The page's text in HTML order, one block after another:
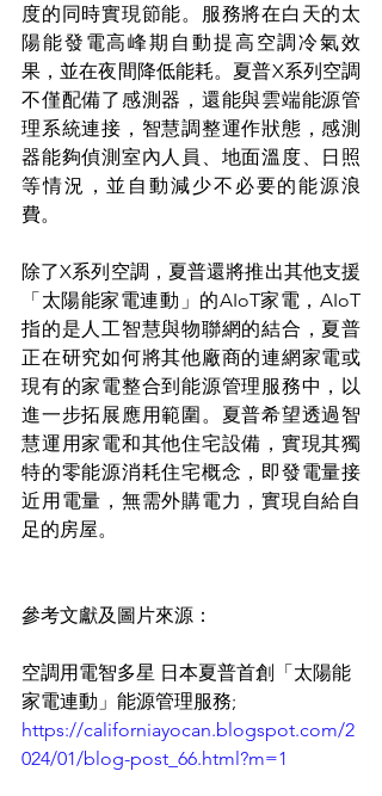
度的同時實現節能。服務將在白天的太
陽能發電高峰期自動提高空調冷氣效
果，並在夜間降低能耗。夏普X系列空調
不僅配備了感測器，還能與雲端能源管
理系統連接，智慧調整運作狀態，感測
器能夠偵測室內人員、地面溫度、日照
等情況，並自動減少不必要的能源浪
費。
除了X系列空調，夏普還將推出其他支援
「太陽能家電連動」的AIoT家電，AIoT
指的是人工智慧與物聯網的結合，夏普
正在研究如何將其他廠商的連網家電或
現有的家電整合到能源管理服務中，以
進一步拓展應用範圍。夏普希望透過智
慧運用家電和其他住宅設備，實現其獨
特的零能源消耗住宅概念，即發電量接
近用電量，無需外購電力，實現自給自
足的房屋。
參考文獻及圖片來源：
空調用電智多星 日本夏普首創「太陽能
家電連動」能源管理服務;
https://californiayocan.blogspot.com/2
024/01/blog-post_66.html?m=1